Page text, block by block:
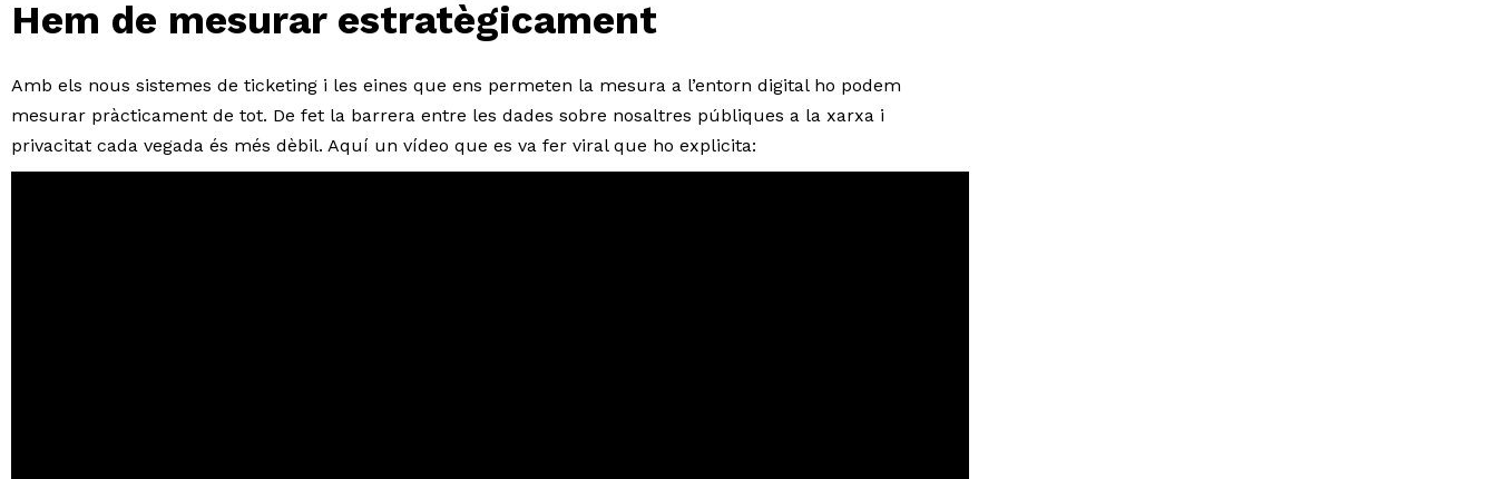
Hem de mesurar estratègicament
Amb els nous sistemes de ticketing i les eines que ens permeten la mesura a l’entorn digital ho podem
mesurar pràcticament de tot. De fet la barrera entre les dades sobre nosaltres públiques a la xarxa i
privacitat cada vegada és més dèbil. Aquí un vídeo que es va fer viral que ho explicita: